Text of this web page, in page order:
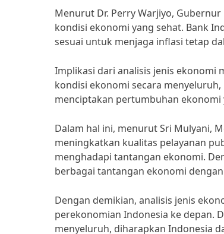
Menurut Dr. Perry Warjiyo,
kondisi ekonomi yang sehat. Bank
sesuai untuk menjaga inflasi tetap
Implikasi dari analisis jenis ekonomi
kondisi ekonomi secara
menciptakan pertumbuhan
Dalam hal ini, menurut Sri Mulyani,
meningkatkan kualitas pelayanan
menghadapi tantangan ekonomi.
berbagai tantangan ekonomi dengan
Dengan demikian, analisis jenis
perekonomian Indonesia ke depan.
menyeluruh, diharapkan Indonesia